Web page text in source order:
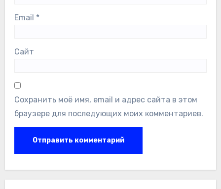
Email *
Сайт
Сохранить моё имя, email и адрес сайта в этом
браузере для последующих моих комментариев.